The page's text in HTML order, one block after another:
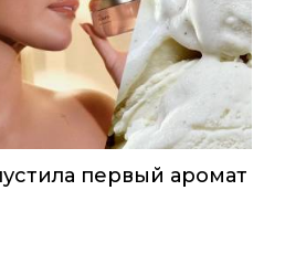
первый аромат